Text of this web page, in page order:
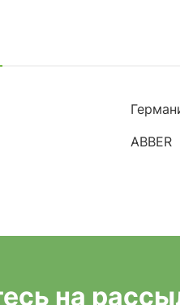
ABBER
на